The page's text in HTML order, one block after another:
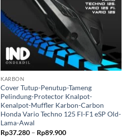
+
KARBON
Cover Tutup-Penutup-Tameng
Pelindung-Protector Knalpot-
Kenalpot-Muffler Karbon-Carbon
Honda Vario Techno 125 FI-F1 eSP Old-
Lama-Awal
Rp37.280 – Rp89.900Rentang